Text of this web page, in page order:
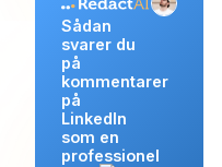
Sådan
svarer du
på
kommentarer
på
LinkedIn
som en
professionel